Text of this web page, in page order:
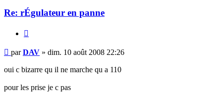
Re: rÉgulateur en panne
Message
non
lu
parDAV » dim. 10 août 2008 22:26
oui c bizarre qu il ne marche qu a 110
pour les prise je c pas